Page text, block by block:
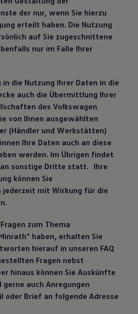
der nur, wenn Sie hierzu
erteilt haben. Die Nutzung
auf Sie zugeschnittene
nur im Falle Ihrer
in die Nutzung Ihrer Daten in die
auch die Übermittlung Ihrer
des Volkswagen
von Ihnen ausgewählten
(Händler und Werkstätten)
Ihre Daten auch an diese
werden. Im Übrigen findet
sonstige Dritte statt. Ihre
können Sie
mit Wirkung für die
zum Thema
haben, erhalten Sie
hierauf in unseren FAQ
Fragen nebst
hinaus können Sie Auskünfte
gerne auch Anregungen
oder Brief an folgende Adresse